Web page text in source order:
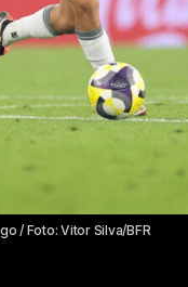
/ Foto: Vitor Silva/BFR